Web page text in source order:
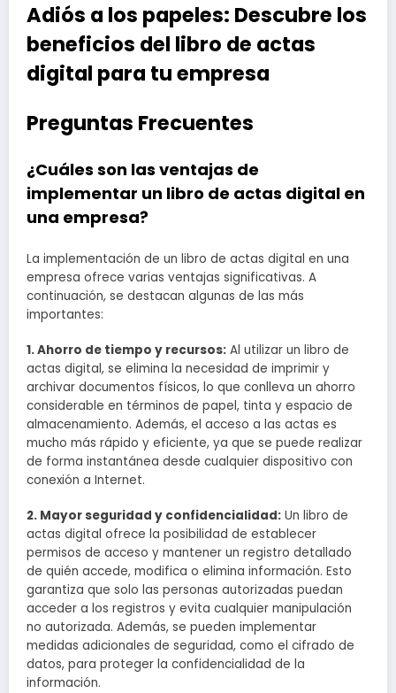
Adiós a los papeles: Descubre los
beneficios del libro de actas
digital para tu empresa
Preguntas Frecuentes
¿Cuáles son las ventajas de
implementar un libro de actas digital en
una empresa?
La implementación de un libro de actas digital en una
empresa ofrece varias ventajas significativas. A
continuación, se destacan algunas de las más
importantes:
1. Ahorro de tiempo y recursos: Al utilizar un libro de
actas digital, se elimina la necesidad de imprimir y
archivar documentos físicos, lo que conlleva un ahorro
considerable en términos de papel, tinta y espacio de
almacenamiento. Además, el acceso a las actas es
mucho más rápido y eficiente, ya que se puede realizar
de forma instantánea desde cualquier dispositivo con
conexión a Internet.
2. Mayor seguridad y confidencialidad: Un libro de
actas digital ofrece la posibilidad de establecer
permisos de acceso y mantener un registro detallado
de quién accede, modifica o elimina información. Esto
garantiza que solo las personas autorizadas puedan
acceder a los registros y evita cualquier manipulación
no autorizada. Además, se pueden implementar
medidas adicionales de seguridad, como el cifrado de
datos, para proteger la confidencialidad de la
información.